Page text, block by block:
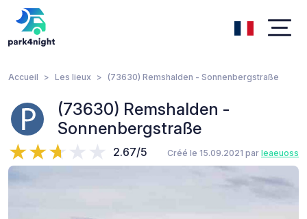
Accueil Les lieux (73630) Remshalden - Sonnenbergstraße
(73630) Remshalden -
Sonnenbergstraße
2.67/5 Créé le 15.09.2021 par leaeuoss